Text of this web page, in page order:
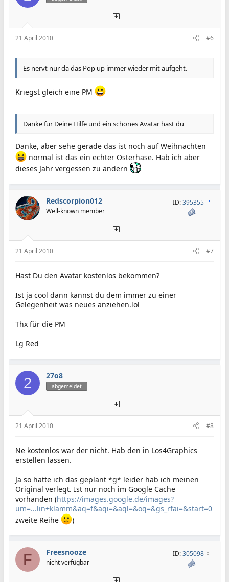
21 April 2010 #6
Es nervt nur da das Pop up immer wieder mit aufgeht.
Kriegst gleich eine PM
Danke für Deine Hilfe und ein schönes Avatar hast du
Danke, aber sehe gerade das ist noch auf Weihnachten
normal ist das ein echter Osterhase. Hab ich aber
dieses Jahr vergessen zu ändern
Redscorpion012
Well-known member
ID:395355
21 April 2010 #7
Hast Du den Avatar kostenlos bekommen?
Ist ja cool dann kannst du dem immer zu einer
Gelegenheit was neues anziehen.lol
Thx für die PM
Lg Red
2 27o8
abgemeldet
21 April 2010 #8
Ne kostenlos war der nicht. Hab den in Los4Graphics
erstellen lassen.
Ja so hatte ich das geplant *g* leider hab ich meinen
Original verlegt. Ist nur noch im Google Cache
vorhanden (https://images.google.de/images?
um=...lin+klamm&aq=f&aqi=&aql=&oq=&gs_rfai=&start=0
zweite Reihe
)
F Freesnooze
nicht verfügbar
ID:305098